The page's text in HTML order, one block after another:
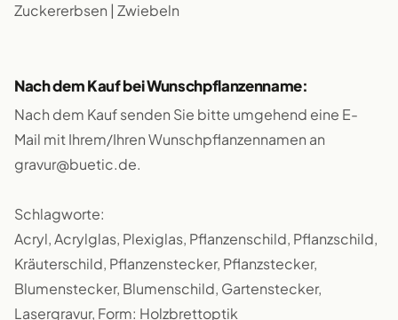
Zuckererbsen | Zwiebeln
Nach dem Kauf bei Wunschpflanzenname:
Nach dem Kauf senden Sie bitte umgehend eine E-
Mail mit Ihrem/Ihren Wunschpflanzennamen an
gravur@buetic.de.
Schlagworte:
Acryl, Acrylglas, Plexiglas, Pflanzenschild, Pflanzschild,
Kräuterschild, Pflanzenstecker, Pflanzstecker,
Blumenstecker, Blumenschild, Gartenstecker,
Lasergravur, Form: Holzbrettoptik